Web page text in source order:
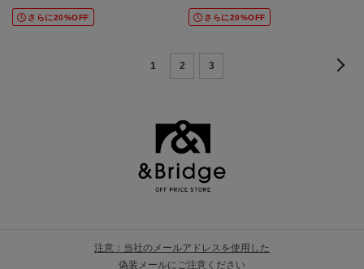
さらに20%OFF さらに20%OFF
1 2 3
注意：当社のメールアドレスを使用した
偽装メールにご注意ください